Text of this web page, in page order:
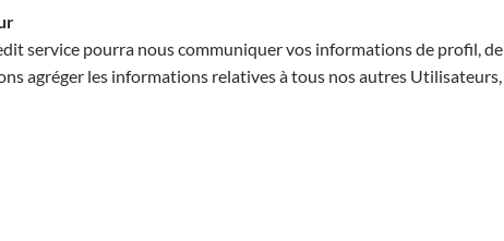
service pourra nous communiquer vos informations de profil, de
agréger les informations relatives à tous nos autres Utilisateurs,